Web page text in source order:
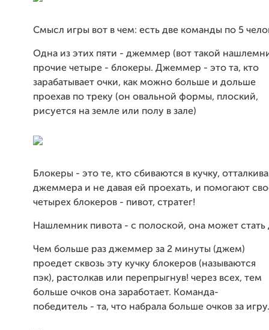
Смысл игры вот в чем: есть две команды по 5
Одна из этих пяти - джеммер (вот такой
прочие четыре - блокеры. Джеммер - это та, кто
зарабатывает очки, как можно больше и дольше
проехав по треку (он овальной формы, плоский,
рисуется на земле или полу в зале)
Блокеры - это те, кто сбиваются в кучку,
джеммера и не давая ей проехать, и помогают
четырех блокеров - пивот, стратег!
Нашлемник пивота - с полоской, она может
Чем больше раз джеммер за 2 минуты (джем)
проедет сквозь эту кучку блокеров (называются
пэк), растолкав или перепрыгнув! через всех, тем
больше очков она заработает. Команда-
победитель - та, что набрала больше очков за игру.